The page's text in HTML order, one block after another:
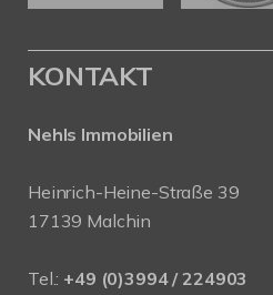
KONTAKT
Nehls Immobilien
Heinrich-Heine-Straße 39
17139 Malchin
Tel.: +49 (0)3994 / 224903